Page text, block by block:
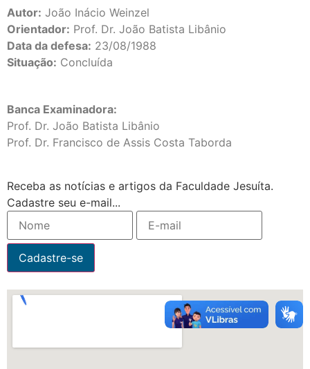
Autor: João Inácio Weinzel
Orientador: Prof. Dr. João Batista Libânio
Data da defesa: 23/08/1988
Situação: Concluída
Banca Examinadora:
Prof. Dr. João Batista Libânio
Prof. Dr. Francisco de Assis Costa Taborda
Receba as notícias e artigos da Faculdade Jesuíta.
Cadastre seu e-mail...